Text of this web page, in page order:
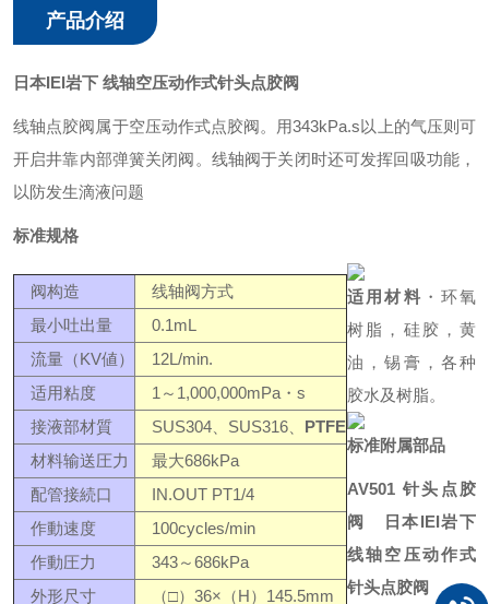
产品介绍
日本IEI岩下 线轴空压动作式针头点胶阀
线轴点胶阀属于空压动作式点胶阀。用343kPa.s以上的气压则可
开启井靠内部弹簧关闭阀。线轴阀于关闭时还可发挥回吸功能，
以防发生滴液问题
标准规格
阀构造
线轴阀方式
最小吐出量
0.1mL
流量（KV値）
12L/min.
适用粘度
1～1,000,000mPa・s
接液部材質
SUS304、SUS316、 PTFE
材料输送圧力
最大686kPa
配管接続口
IN.OUT PT1/4
作動速度
100cycles/min
作動圧力
343～686kPa
外形尺寸
（□）36×（H）145.5mm
适用材料 ・环氧
树脂，硅胶，黄
油，锡膏，各种
胶水及树脂。
标准附属部品
AV501 针头点胶
阀
日本IEI岩下
线轴空压动作式
针头点胶阀